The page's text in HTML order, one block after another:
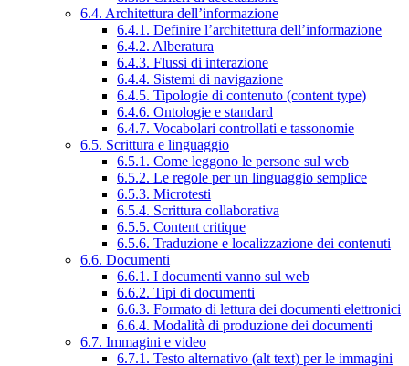
6.4. Architettura dell’informazione
6.4.1. Definire l’architettura dell’informazione
6.4.2. Alberatura
6.4.3. Flussi di interazione
6.4.4. Sistemi di navigazione
6.4.5. Tipologie di contenuto (content type)
6.4.6. Ontologie e standard
6.4.7. Vocabolari controllati e tassonomie
6.5. Scrittura e linguaggio
6.5.1. Come leggono le persone sul web
6.5.2. Le regole per un linguaggio semplice
6.5.3. Microtesti
6.5.4. Scrittura collaborativa
6.5.5. Content critique
6.5.6. Traduzione e localizzazione dei contenuti
6.6. Documenti
6.6.1. I documenti vanno sul web
6.6.2. Tipi di documenti
6.6.3. Formato di lettura dei documenti elettronici
6.6.4. Modalità di produzione dei documenti
6.7. Immagini e video
6.7.1. Testo alternativo (alt text) per le immagini